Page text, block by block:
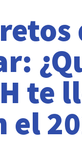
te
el